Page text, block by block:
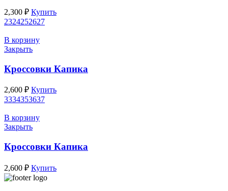
2,300 ₽ Купить
2324252627
В корзину
Закрыть
Кроссовки Капика
2,600 ₽ Купить
3334353637
В корзину
Закрыть
Кроссовки Капика
2,600 ₽ Купить